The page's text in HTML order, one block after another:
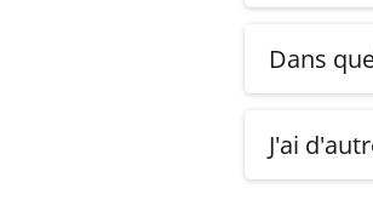
Vous avez
Dans
ChatGPT
rédaction
dans
J'ai
Vous